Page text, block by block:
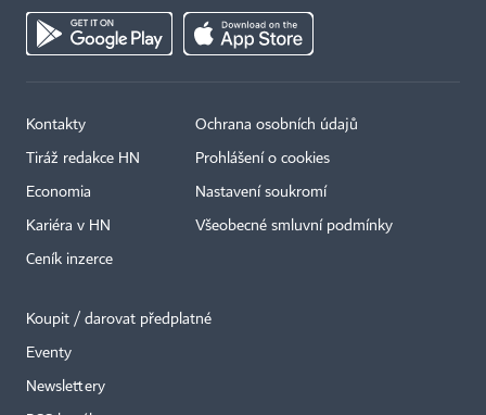
Kontakty
Tiráž redakce HN
Economia
Kariéra v HN
Ceník inzerce
Ochrana osobních údajů
Prohlášení o cookies
Nastavení soukromí
Všeobecné smluvní podmínky
Koupit / darovat předplatné
Eventy
Newslettery